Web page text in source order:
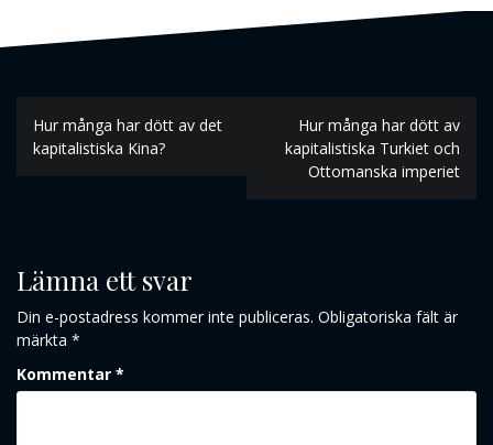
Inläggsnavigering
Hur många har dött av det
kapitalistiska Kina?
Hur många har dött av
kapitalistiska Turkiet och
Ottomanska imperiet
Lämna ett svar
Din e-postadress kommer inte publiceras. Obligatoriska fält är
märkta *
Kommentar *